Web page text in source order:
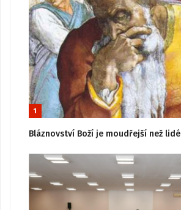
1
Bláznovství Boží je moudřejší než lidé